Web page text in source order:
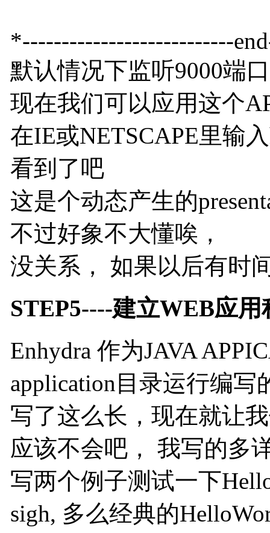
*---------------------------
默认情况下监听9000端
现在我们可以应用这个
在IE或NETSCAPE里输
看到了吧
这是个动态产生的
不过好象不大懂唉，
没关系， 如果以后有时
STEP5----建立WEB应用
Enhydra 作为JAVA
application目录运行编写
写了这么长，现在就让
应该不会吧， 我写的多
写两个例子测试一下
sigh, 多么经典的